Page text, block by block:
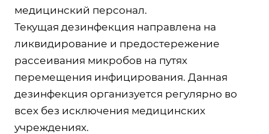
медицинский персонал.
Текущая дезинфекция направлена на
ликвидирование и предостережение
рассеивания микробов на путях
перемещения инфицирования. Данная
дезинфекция организуется регулярно во
всех без исключения медицинских
учреждениях.